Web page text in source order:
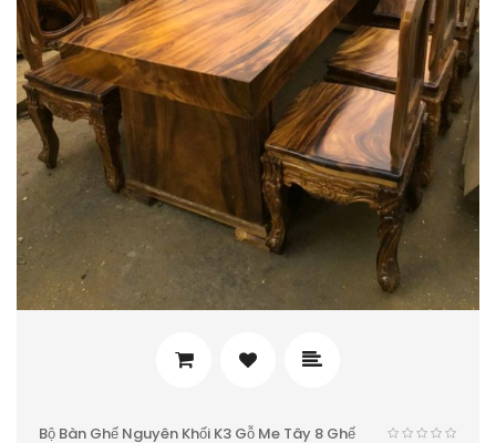
Bộ Bàn Ghế Nguyên Khối K3 Gỗ Me Tây 8 Ghế